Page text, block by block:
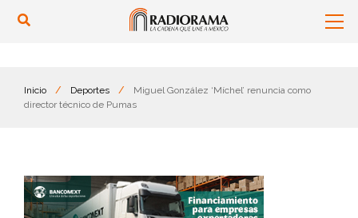
Inicio / Deportes /
Miguel González ‘Míchel’ renuncia como
director técnico de Pumas